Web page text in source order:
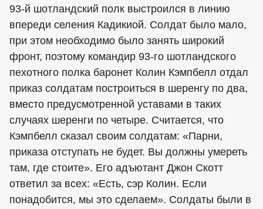
93-й шотландский полк выстроился в линию
впереди селения Кадикиой. Солдат было мало,
при этом необходимо было занять широкий
фронт, поэтому командир 93-го шотландского
пехотного полка баронет Колин Кэмпбелл отдал
приказ солдатам построиться в шеренгу по два,
вместо предусмотренной уставами в таких
случаях шеренги по четыре. Считается, что
Кэмпбелл сказал своим солдатам: «Парни,
приказа отступать не будет. Вы должны умереть
там, где стоите». Его адъютант Джон Скотт
ответил за всех: «Есть, сэр Колин. Если
понадобится, мы это сделаем». Солдаты были в